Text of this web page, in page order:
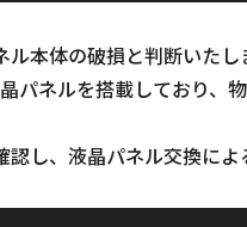
本体の破損と判断いたし
パネルを搭載しており、
し、液晶パネル交換に